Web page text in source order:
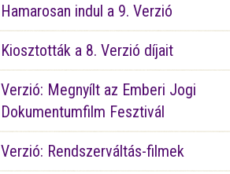
Hamarosan indul a 9. Verzió
Kiosztották a 8. Verzió díjait
Verzió: Megnyílt az Emberi Jogi
Dokumentumfilm Fesztivál
Verzió: Rendszerváltás-filmek